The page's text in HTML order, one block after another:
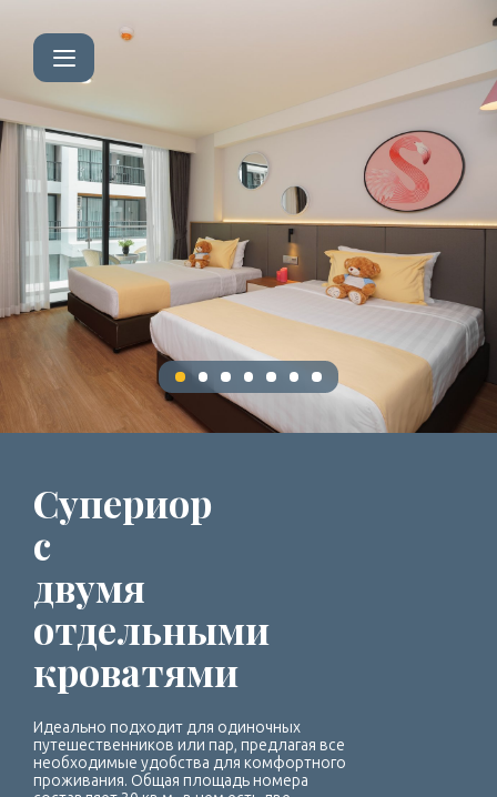
Супериор
с
двумя
отдельными
кроватями
Идеально подходит для одиночных
путешественников или пар, предлагая все
необходимые удобства для комфортного
проживания. Общая площадь номера